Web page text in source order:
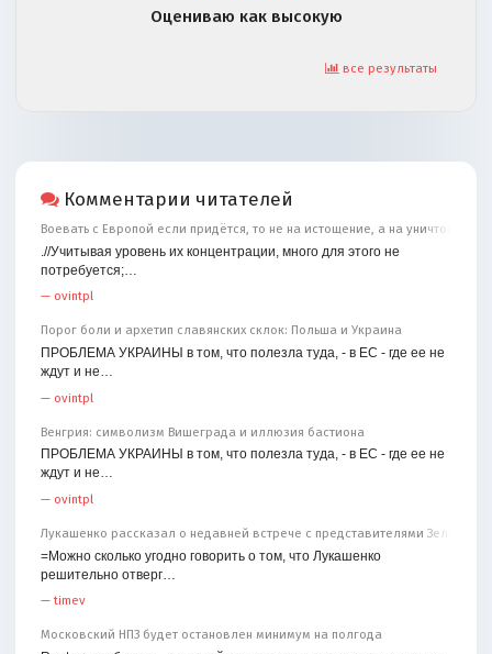
Оцениваю как высокую
все результаты
Комментарии читателей
Воевать с Европой если придётся, то не на истощение, а на уничтожение
.//Учитывая уровень их концентрации, много для этого не
потребуется;…
— ovintpl
Порог боли и архетип славянских склок: Польша и Украина
ПРОБЛЕМА УКРАИНЫ в том, что полезла туда, - в ЕС - где ее не
ждут и не…
— ovintpl
Венгрия: символизм Вишеграда и иллюзия бастиона
ПРОБЛЕМА УКРАИНЫ в том, что полезла туда, - в ЕС - где ее не
ждут и не…
— ovintpl
Лукашенко рассказал о недавней встрече с представителями
=Можно сколько угодно говорить о том, что Лукашенко
решительно отверг…
—timev
Московский НПЗ будет остановлен минимум на полгода